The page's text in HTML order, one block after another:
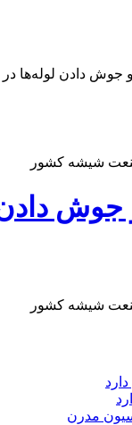
و جوش دادن لوله‌ها
و جوش
مدرن